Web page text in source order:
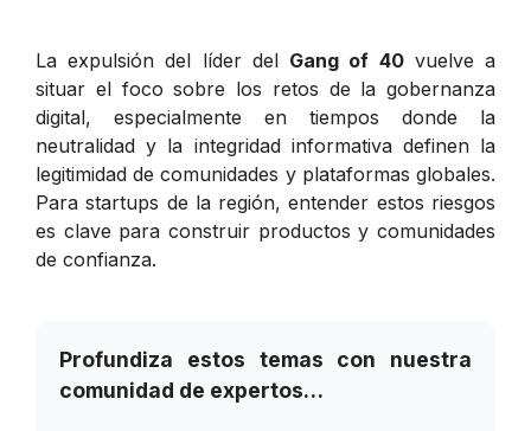
La expulsión del líder del Gang of 40vuelve a
situar el foco sobre los retos de la gobernanza
digital, especialmente en tiempos donde la
neutralidad y la integridad informativa definen la
legitimidad de comunidades y plataformas globales.
Para startups de la región, entender estos riesgos
es clave para construir productos y comunidades
de confianza.
Profundiza estos temas con nuestra
comunidad de expertos…